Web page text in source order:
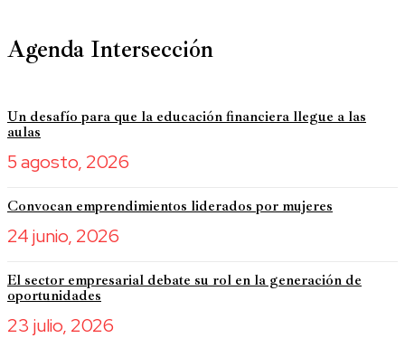
Agenda Intersección
Un desafío para que la educación financiera llegue a las
aulas
5 agosto, 2026
Convocan emprendimientos liderados por mujeres
24 junio, 2026
El sector empresarial debate su rol en la generación de
oportunidades
23 julio, 2026